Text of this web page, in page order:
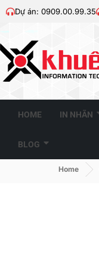
Dự án: 0909.00.99.35
HOME IN NHÃN
BLOG
Home